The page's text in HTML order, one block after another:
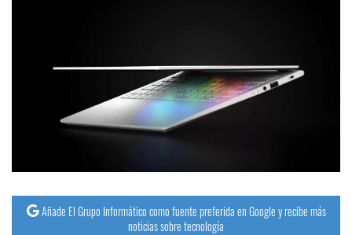
Añade El Grupo Informático como fuente preferida en Google y recibe más
noticias sobre tecnología